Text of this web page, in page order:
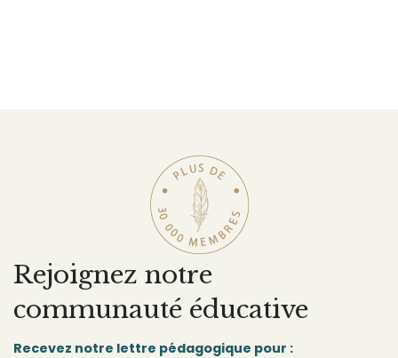
Rejoignez notre
communauté éducative
Recevez notre lettre pédagogique pour :